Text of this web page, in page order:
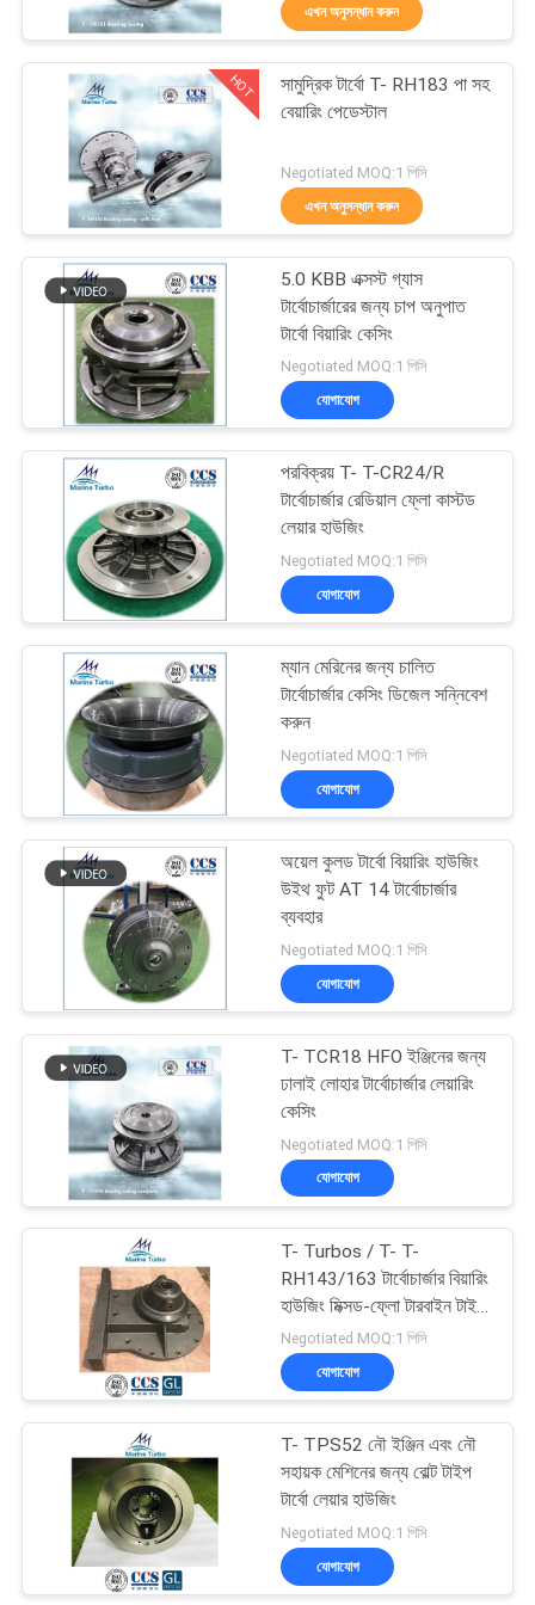
নিয়ন্ত্রণ
আমাদের
যোগাযোগ
করুন
উদ্ধৃতির
আবেদন
PRIVACY
POLICY
টার্বো বিয়ারিং
টার্বোচার্জার কার্টিজ
টার্বোচার্জার কেসিং
77
টার্বোচার্জার নজল রিং
40
টার্বোচার্জার রটার সমাবেশ
টারবাইন ব্লেড
এখন অনুসন্ধান করুন
HOT
সামুদ্রিক টার্বো T- RH183 পা সহ
বেয়ারিং পেডেস্টাল
Negotiated MOQ:1 পিসি
এখন অনুসন্ধান করুন
5.0 KBB এক্সস্ট গ্যাস
টার্বোচার্জারের জন্য চাপ অনুপাত
টার্বো বিয়ারিং কেসিং
Negotiated MOQ:1 পিসি
যোগাযোগ
পরবিক্রয় T- T-CR24/R
টার্বোচার্জার রেডিয়াল ফ্লো কাস্টড
লেয়ার হাউজিং
Negotiated MOQ:1 পিসি
যোগাযোগ
ম্যান মেরিনের জন্য চালিত
টার্বোচার্জার কেসিং ডিজেল সন্নিবেশ
করুন
Negotiated MOQ:1 পিসি
যোগাযোগ
অয়েল কুলড টার্বো বিয়ারিং হাউজিং
উইথ ফুট AT 14 টার্বোচার্জার
ব্যবহার
Negotiated MOQ:1 পিসি
যোগাযোগ
T- TCR18 HFO ইঞ্জিনের জন্য
ঢালাই লোহার টার্বোচার্জার লেয়ারিং
কেসিং
Negotiated MOQ:1 পিসি
যোগাযোগ
T- Turbos / T- T-
RH143/163 টার্বোচার্জার বিয়ারিং
হাউজিং মিক্সড-ফ্লো টারবাইন টাইপ
হাই-স্পিড ডিজেল ইঞ্জিনের জন্য
Negotiated MOQ:1 পিসি
যোগাযোগ
T- TPS52 নৌ ইঞ্জিন এবং নৌ
সহায়ক মেশিনের জন্য বোল্ট টাইপ
টার্বো লেয়ার হাউজিং
Negotiated MOQ:1 পিসি
যোগাযোগ